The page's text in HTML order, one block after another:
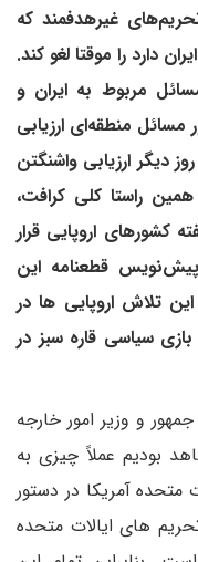
غیرهدفمند که
دارد را موقتا لغو کند.
مربوط به ایران و
مسائل منطقه‌ای ارزیابی
دیگر ارزیابی واشنگتن
راستا کلی کرافت،
کشورهای اروپایی قرار
پیش‌نویس قطعنامه این
تلاش اروپایی ها در
سیاسی قاره سبز در
و وزیر امور خارجه
بودیم عملاً چیزی به
متحده آمریکا در دستور
های ایالات متحده